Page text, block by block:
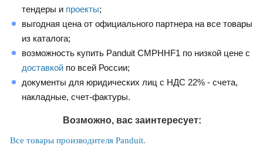
тендеры и проекты;
выгодная цена от официального партнера на все товары
из каталога;
возможность купить Panduit CMPHHF1 по низкой цене с
доставкой по всей России;
документы для юридических лиц с НДС 22% - счета,
накладные, счет-фактуры.
Возможно, вас заинтересует:
Все товары производителя Panduit.